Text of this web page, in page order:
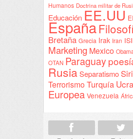
Humanos Doctrina militar de
EducaciónEE.UU EI
España
Bretaña Grecia Irak Iran
Marketing Mexico
OTAN Paraguay
Rusia Separatismo
Terrorismo Turquía
Europea Venezuela